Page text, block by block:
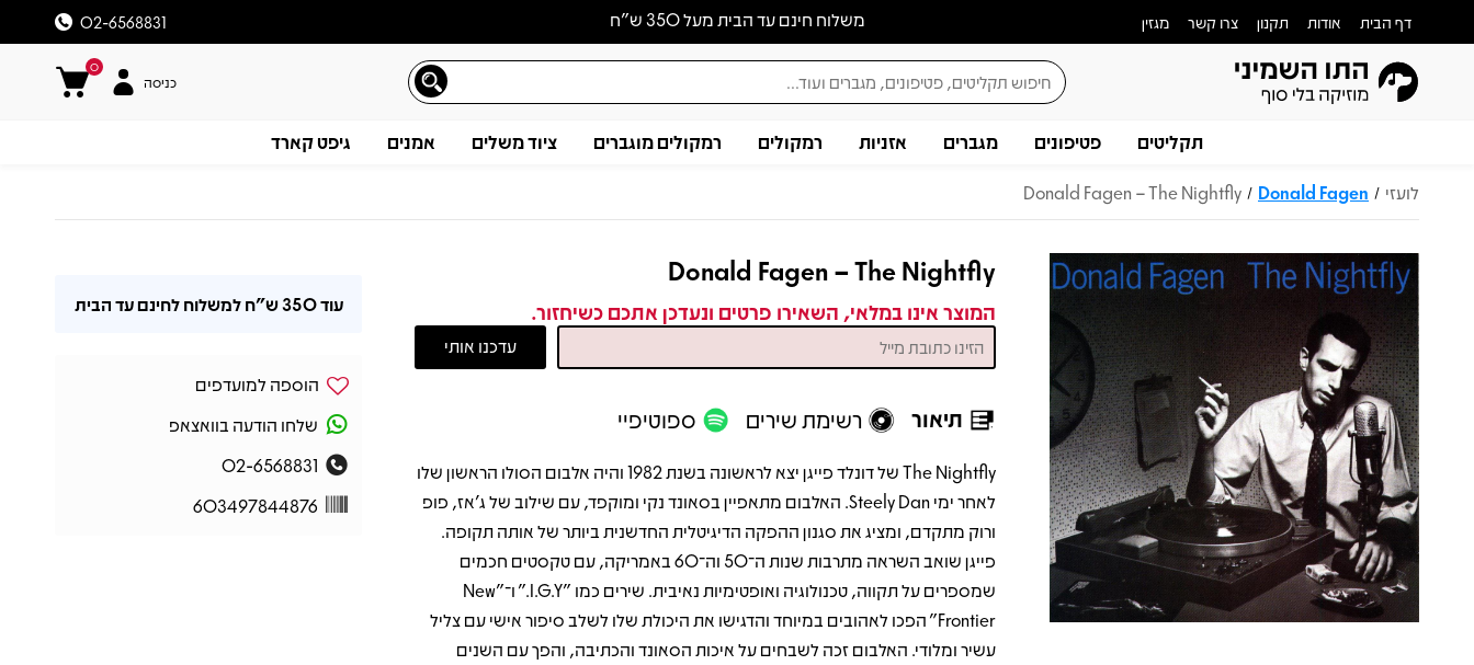
משלוח חינם עד הבית מעל 350 ש״ח דף הבית אודות תקנון צרו קשר מגזין 02-6568831
0
כניסה
תקליטים פטיפונים מגברים אזניות רמקולים רמקולים מוגברים ציוד משלים אמנים גיפט קארד
לועזי /
Donald Fagen
/
Donald Fagen – The Nightfly
Donald Fagen – The Nightfly
המוצר אינו במלאי, השאירו פרטים ונעדכן אתכם כשיחזור.
תיאור רשימת שירים ספוטיפיי
תיאור
The Nightfly של דונלד פייגן יצא לראשונה בשנת 1982 והיה אלבום הסולו הראשון שלו
לאחר ימי Steely Dan. האלבום מתאפיין בסאונד נקי ומוקפד, עם שילוב של ג’אז, פופ
ורוק מתקדם, ומציג את סגנון ההפקה הדיגיטלית החדשנית ביותר של אותה תקופה.
פייגן שואב השראה מתרבות שנות ה־50 וה־60 באמריקה, עם טקסטים חכמים
שמספרים על תקווה, טכנולוגיה ואופטימיות נאיבית. שירים כמו "I.G.Y." ו־"New
Frontier" הפכו לאהובים במיוחד והדגישו את היכולת שלו לשלב סיפור אישי עם צליל
עשיר ומלודי. האלבום זכה לשבחים על איכות הסאונד והכתיבה, והפך עם השנים
עוד350 ש"ח למשלוח לחינם עד הבית
הוספה למועדפים
שלחו הודעה בוואצאפ
02-6568831
603497844876